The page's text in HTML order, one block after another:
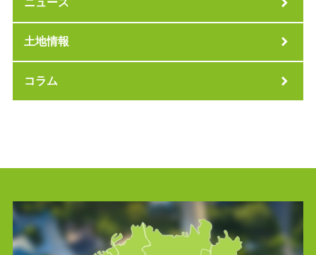
土地情報
コラム